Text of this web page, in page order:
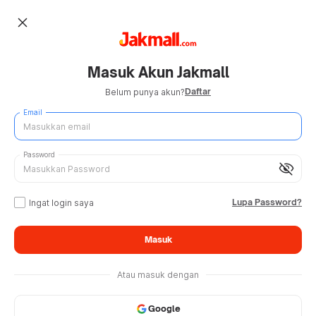
close
Masuk Akun Jakmall
Belum punya akun?Daftar
Email
visibility_off
Password
Ingat login saya Lupa Password?
Masuk
Atau masuk dengan
Google